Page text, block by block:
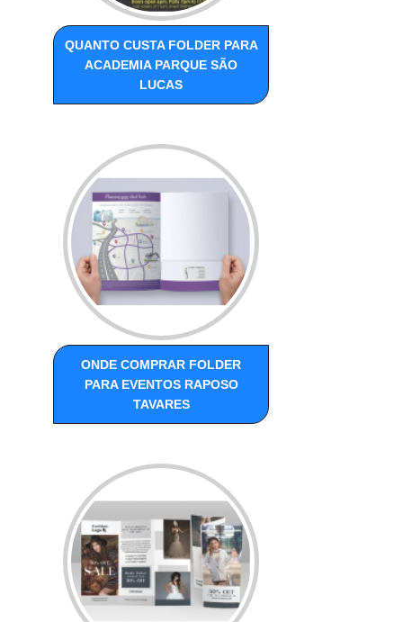
QUANTO CUSTA FOLDER PARA
ACADEMIA PARQUE SÃO
LUCAS
ONDE COMPRAR FOLDER
PARA EVENTOS RAPOSO
TAVARES